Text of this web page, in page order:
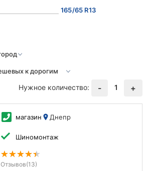
165/65 R13
Нужное количество:
- 1 +
магазин Днепр
Шиномонтаж
Отзывов(13)